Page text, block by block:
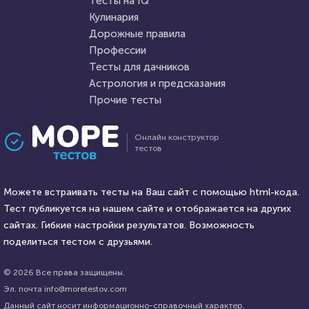
30 октября 2020 12441
Профессии
писателем?
Илья Кузнецов HTML - код
31 декабря 2021 5553
23 ноября 2021
Проходили 73050 раз
Тест: "Хороший Вы человек
или злой?
Онлайн конструктор
тестов
Можете встраивать тесты на Ваш сайт с помощью html-кода.
Тест публикуется на нашем сайте и отображается на других
сайтах. Гибкие настройки результатов. Возможность
поделиться тестом с друзьями.
© 2026 Все права защищены.
Эл. почта info@moretestov.com
Данный сайт носит информационно-справочный характер.
Кулинария
Дорожные правила
Профессии
Тесты для дачников
Астрология и предсказания
Прочие тесты